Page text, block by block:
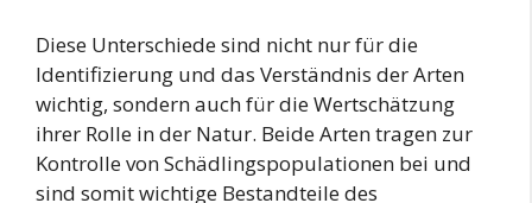
Diese Unterschiede sind nicht nur für die
Identifizierung und das Verständnis der Arten
wichtig, sondern auch für die Wertschätzung
ihrer Rolle in der Natur. Beide Arten tragen zur
Kontrolle von Schädlingspopulationen bei und
sind somit wichtige Bestandteile des